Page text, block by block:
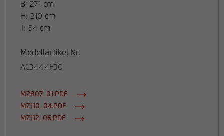
B: 271 cm
H: 210 cm
T: 54 cm
Modellartikel Nr.
AC344.4F30
M2807_01.PDF
MZ110_04.PDF
MZ112_06.PDF